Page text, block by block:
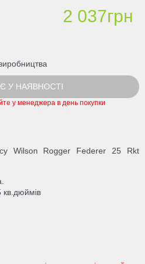
2 037грн
У НАЯВНОСТІ
у менеджера в день покупки
Wilson Rogger Federer 25 Rkt
кв.дюймів